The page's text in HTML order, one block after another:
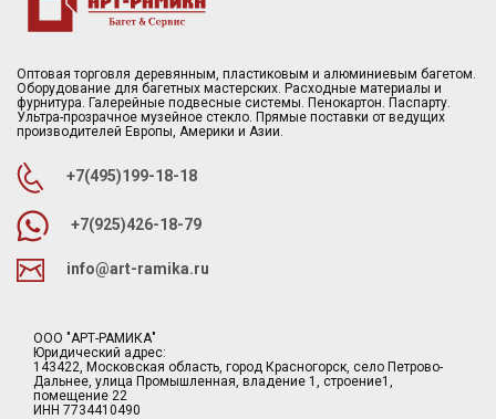
Оптовая торговля деревянным, пластиковым и алюминиевым багетом.
Оборудование для багетных мастерских. Расходные материалы и
фурнитура. Галерейные подвесные системы. Пенокартон. Паспарту.
Ультра-прозрачное музейное стекло. Прямые поставки от ведущих
производителей Европы, Америки и Азии.
+7(495)199-18-18
+7(925)426-18-79
info@art-ramika.ru
ООО "АРТ-РАМИКА"
Юридический адрес:
143422, Московская область, город Красногорск, село Петрово-
Дальнее, улица Промышленная, владение 1, строение1,
помещение 22
ИНН 7734410490